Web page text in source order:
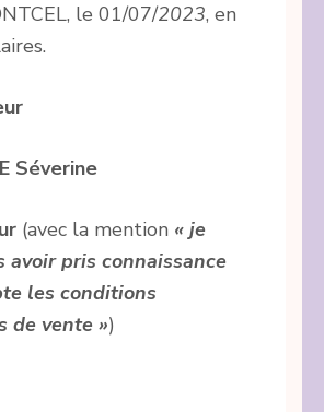
le 01/07/2023, en
Séverine
(avec la mention « je
avoir pris connaissance
les conditions
de vente »)